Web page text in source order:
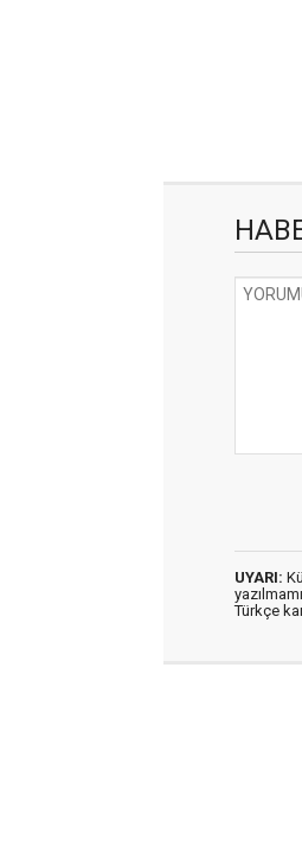
UYARI:
Türkçe